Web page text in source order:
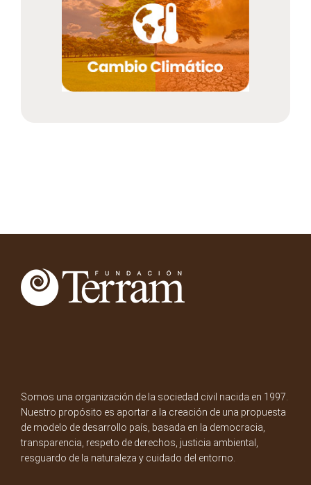
Somos una organización de la sociedad civil nacida en 1997.
Nuestro propósito es aportar a la creación de una propuesta
de modelo de desarrollo país, basada en la democracia,
transparencia, respeto de derechos, justicia ambiental,
resguardo de la naturaleza y cuidado del entorno.